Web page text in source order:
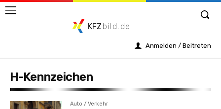
KFZ bild.de
Anmelden / Beitreten
H-Kennzeichen
Auto / Verkehr